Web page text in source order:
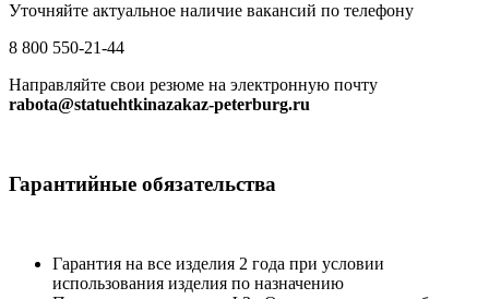
Уточняйте актуальное наличие вакансий по телефону
8 800 550-21-44
Направляйте свои резюме на электронную почту
rabota@statuehtkinazakaz-peterburg.ru
Гарантийные обязательства
Гарантия на все изделия 2 года при условии
использования изделия по назначению